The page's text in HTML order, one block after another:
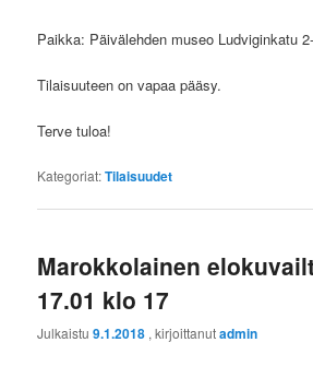
Paikka: Päivälehden museo Ludviginkatu
Tilaisuuteen on vapaa pääsy.
Terve tuloa!
Kategoriat:Tilaisuudet
Marokkolainen
17.01 klo 17
Julkaistu9.1.2018 , kirjoittanutadmin